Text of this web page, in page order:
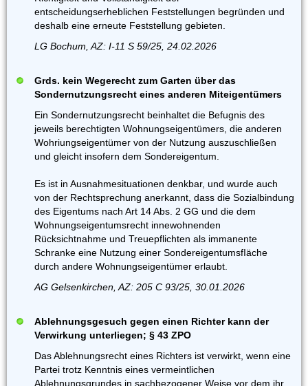
entscheidungserheblichen Feststellungen begründen und
deshalb eine erneute Feststellung gebieten.
LG Bochum, AZ: I-11 S 59/25, 24.02.2026
Grds. kein Wegerecht zum Garten über das
Sondernutzungsrecht eines anderen Miteigentümers
Ein Sondernutzungsrecht beinhaltet die Befugnis des
jeweils berechtigten Wohnungseigentümers, die anderen
Wohriungseigentümer von der Nutzung auszuschließen
und gleicht insofern dem Sondereigentum.
Es ist in Ausnahmesituationen denkbar, und wurde auch
von der Rechtsprechung anerkannt, dass die Sozialbindung
des Eigentums nach Art 14 Abs. 2 GG und die dem
Wohnungseigentumsrecht innewohnenden
Rücksichtnahme und Treuepflichten als immanente
Schranke eine Nutzung einer SondereigentumsfIäche
durch andere Wohnungseigentümer erlaubt.
AG Gelsenkirchen, AZ: 205 C 93/25, 30.01.2026
Ablehnungsgesuch gegen einen Richter kann der
Verwirkung unterliegen; § 43 ZPO
Das Ablehnungsrecht eines Richters ist verwirkt, wenn eine
Partei trotz Kenntnis eines vermeintlichen
Ablehnungsgrundes in sachbezogener Weise vor dem ihr